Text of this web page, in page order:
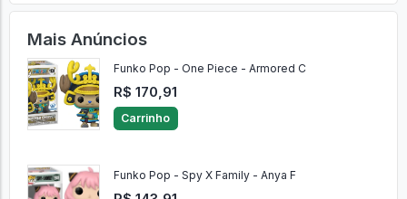
Mais Anúncios
Funko Pop - One Piece - Armored C
R$ 170,91
Carrinho
Funko Pop - Spy X Family - Anya F